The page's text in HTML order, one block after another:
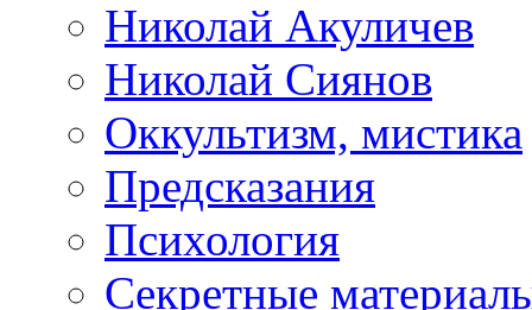
Николай Акуличев
Николай Сиянов
Оккультизм, мистика
Предсказания
Психология
Секретные